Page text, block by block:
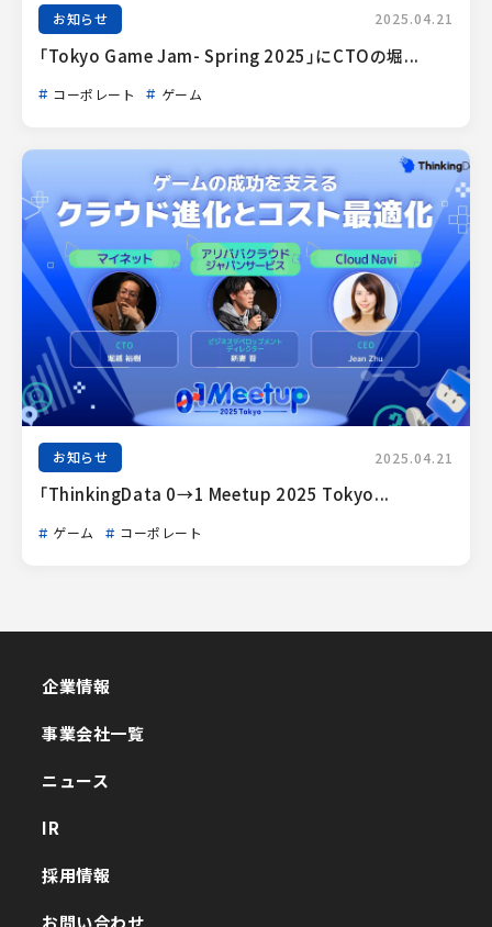
お知らせ 2025.04.21
「Tokyo Game Jam- Spring 2025」にCTOの堀...
コーポレート ゲーム
お知らせ 2025.04.21
「ThinkingData 0→1 Meetup 2025 Tokyo...
ゲーム コーポレート
企業情報
事業会社一覧
ニュース
IR
採用情報